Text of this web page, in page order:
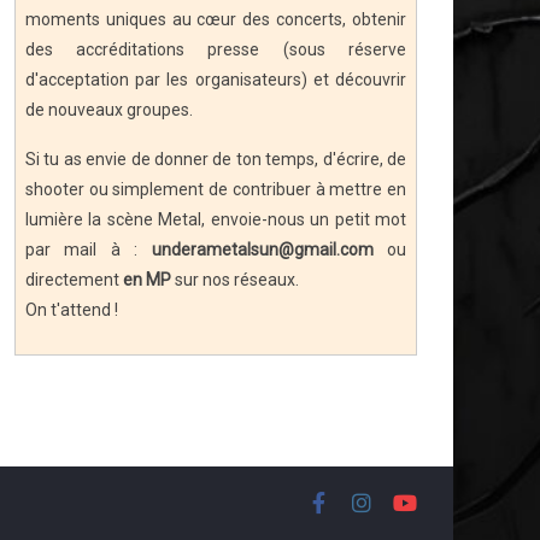
moments uniques au cœur des concerts, obtenir
des accréditations presse (sous réserve
d'acceptation par les organisateurs) et découvrir
de nouveaux groupes.
Si tu as envie de donner de ton temps, d'écrire, de
shooter ou simplement de contribuer à mettre en
lumière la scène Metal, envoie-nous un petit mot
par mail à : underametalsun@gmail.comou
directementen MPsur nos réseaux.
On t'attend !